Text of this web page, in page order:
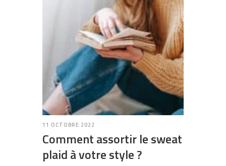
11 OCTOBRE 2022
Comment assortir le sweat
plaid à votre style ?